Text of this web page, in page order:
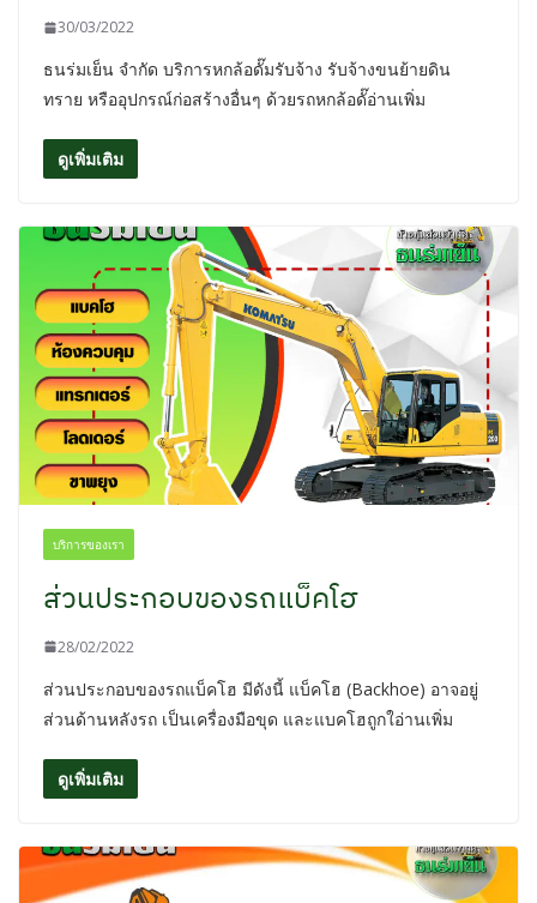
30/03/2022
ธนร่มเย็น จำกัด บริการหกล้อดั๊มรับจ้าง รับจ้างขนย้ายดิน
ทราย หรืออุปกรณ์ก่อสร้างอื่นๆ ด้วยรถหกล้อดั๊อ่านเพิ่ม
ดูเพิ่มเติม
บริการของเรา
ส่วนประกอบของรถแบ็คโฮ
28/02/2022
ส่วนประกอบของรถแบ็คโฮ มีดังนี้ แบ็คโฮ (Backhoe) อาจอยู่
ส่วนด้านหลังรถ เป็นเครื่องมือขุด และแบคโฮถูกใอ่านเพิ่ม
ดูเพิ่มเติม